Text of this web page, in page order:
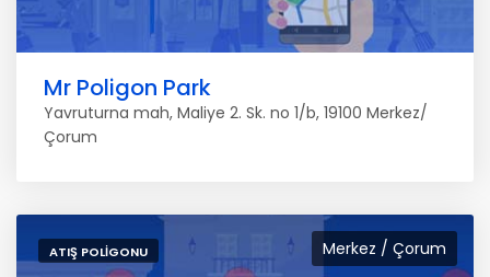
Mr Poligon Park
Yavruturna mah, Maliye 2. Sk. no 1/b, 19100 Merkez/
Çorum
Merkez / Çorum
ATIŞ POLIGONU